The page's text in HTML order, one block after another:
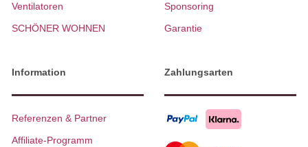
Ventilatoren
SCHÖNER WOHNEN
Sponsoring
Garantie
Information
Referenzen & Partner
Affiliate-Programm
Zahlungsarten